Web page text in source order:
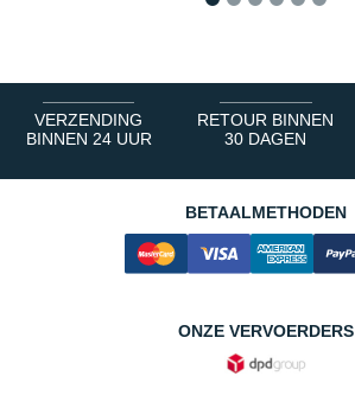
VERZENDING
BINNEN 24 UUR
RETOUR BINNEN
30 DAGEN
BETAALMETHODEN
ONZE VERVOERDERS